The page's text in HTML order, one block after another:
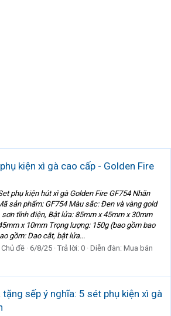
kiện xì gà cao cấp - Golden Fire
phụ kiện hút xì gà Golden Fire GF754 Nhãn
sản phẩm: GF754 Màu sắc: Đen và vàng gold
sơn tĩnh điện, Bật lửa: 85mm x 45mm x 30mm
x 10mm Trọng lượng: 150g (bao gồm bao
gồm: Dao cắt, bật lửa...
Chủ đề 6/8/25 Trả lời: 0 Diễn đàn: Mua bán
tặng sếp ý nghĩa: 5 sét phụ kiện xì gà